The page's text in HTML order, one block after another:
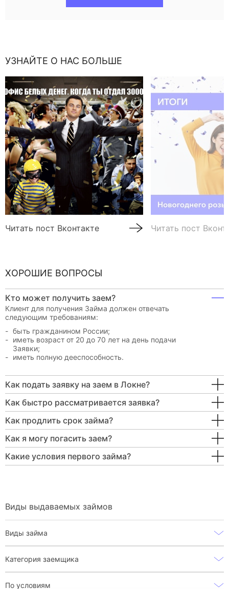
УЗНАЙТЕ О НАС БОЛЬШЕ
Читать пост Вконтакте Читать пост
ХОРОШИЕ ВОПРОСЫ
Кто может получить заем?
Клиент для получения Займа должен отвечать
следующим требованиям:
быть гражданином России;
иметь возраст от 20 до 70 лет на день подачи
Заявки;
иметь полную дееспособность.
Как подать заявку на заем в Локне?
Как быстро рассматривается заявка?
Как продлить срок займа?
Как я могу погасить заем?
Какие условия первого займа?
Виды выдаваемых займов
Виды займа
Категория заемщика
По условиям